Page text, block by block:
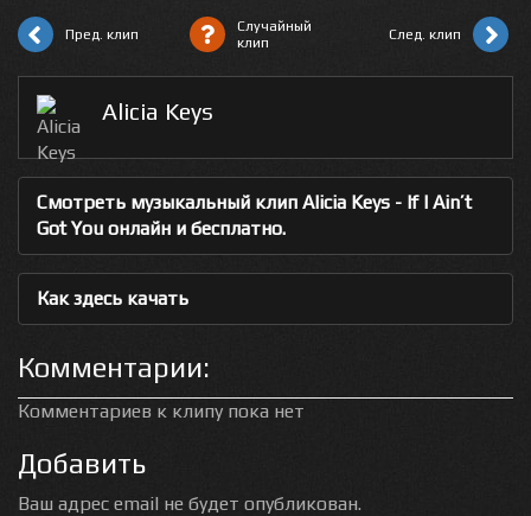
Пред. клип
Случайный
клип
След. клип
Alicia Keys
Смотреть музыкальный клип Alicia Keys - If I Ain’t
Got You онлайн и бесплатно.
Как здесь качать
Комментарии:
Комментариев к клипу пока нет
Добавить
Ваш адрес email не будет опубликован.